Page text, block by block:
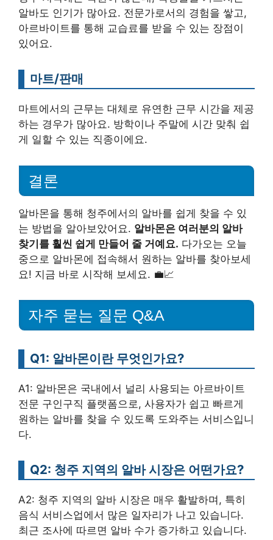
알바도 인기가 많아요. 전문가로서의 경험을 쌓고,
아르바이트를 통해 교습료를 받을 수 있는 장점이
있어요.
마트/판매
마트에서의 근무는 대체로 유연한 근무 시간을 제공
하는 경우가 많아요. 방학이나 주말에 시간 맞춰 쉽
게 일할 수 있는 직종이에요.
결론
알바몬을 통해 청주에서의 알바를 쉽게 찾을 수 있
는 방법을 알아보았어요. 알바몬은 여러분의 알바
찾기를 훨씬 쉽게 만들어 줄 거예요. 다가오는 오늘
중으로 알바몬에 접속해서 원하는 알바를 찾아보세
요! 지금 바로 시작해 보세요. 💼📈
자주 묻는 질문 Q&A
Q1: 알바몬이란 무엇인가요?
A1: 알바몬은 국내에서 널리 사용되는 아르바이트
전문 구인구직 플랫폼으로, 사용자가 쉽고 빠르게
원하는 알바를 찾을 수 있도록 도와주는 서비스입니
다.
Q2: 청주 지역의 알바 시장은 어떤가요?
A2: 청주 지역의 알바 시장은 매우 활발하며, 특히
음식 서비스업에서 많은 일자리가 나고 있습니다.
최근 조사에 따르면 알바 수가 증가하고 있습니다.